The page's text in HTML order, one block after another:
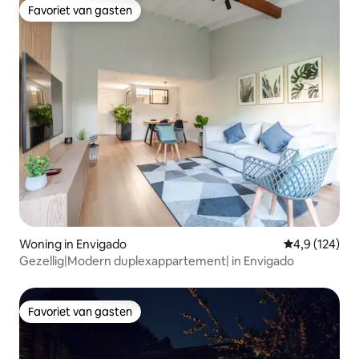
Favoriet van gasten
Favoriet van gasten
Woning in Envigado Gemiddelde
4,9 (124)
Gezellig|Modern duplexappartement| in Envigado
Favoriet van gasten
Favoriet van gasten